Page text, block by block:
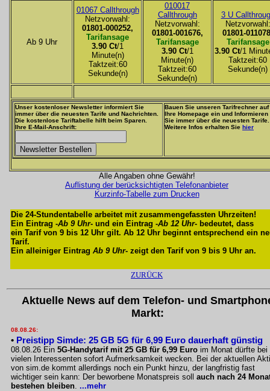
Ab 9 Uhr
01067 Callthrough
Netzvorwahl:
01801-000252,
Tarifansage
3.90 Ct/1
Minute(n)
Taktzeit:60
Sekunde(n)
010017
Callthrough
Netzvorwahl:
01801-001676,
Tarifansage
3.90 Ct/1
Minute(n)
Taktzeit:60
Sekunde(n)
3 U
Netzvorwahl:
01801-
Tarifansage
3.90 Ct/1
Taktzeit:60
Sekunde(n)
Unser kostenloser Newsletter informiert Sie
immer über die neuesten Tarife und Nachrichten.
Die kostenlose Tariftabelle hilft beim Sparen.
Ihre E-Mail-Anschrift:
Bauen Sie unseren Tarifrechner auf
Ihre Homepage ein und Informieren
Sie immer über die neuesten Tarife.
Weitere Infos erhalten Sie hier
Alle Angaben ohne Gewähr!
Auflistung der berücksichtigten Telefonanbieter
Kurzinfo-Tabelle zum Drucken
Die 24-Stundentabelle arbeitet mit zusammengefassten Uhrzeiten!
Ein Eintrag -Ab 9 Uhr- und ein Eintrag -Ab 12 Uhr- bedeutet, dass
ein Tarif von 9 bis 12 Uhr gilt. Ab 12 Uhr beginnt entsprechend ein
Tarif.
Ein alleiniger Eintrag Ab 9 Uhr- zeigt den Tarif von 9 bis 9 Uhr an.
ZURÜCK
Aktuelle News auf dem Telefon- und
Markt:
08.08.26:
• Preistipp Simde: 25 GB 5G für 6,99 Euro dauerhaft günstig
08.08.26 Ein 5G-Handytarif mit 25 GB für 6,99 Euro im Monat dürfte bei
vielen Interessenten sofort Aufmerksamkeit wecken. Bei der aktuellen
von sim.de kommt allerdings noch ein Punkt hinzu, der langfristig fast
wichtiger sein kann: Der beworbene Monatspreis soll auch nach 24
bestehen bleiben. ...mehr